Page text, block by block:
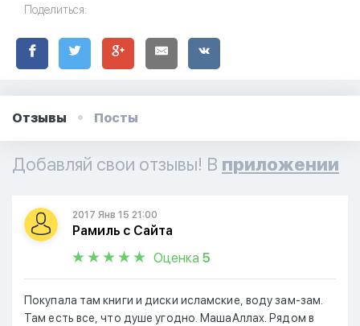
Поделиться:
Отзывы Посты
Добавляй свои отзывы! В приложении
2017 Янв 15 21:00
Рамиль с Сайта
Оценка 5
Покупала там книги и диски исламские, воду зам-зам.
Там есть все, что душе угодно. МашаАллах. Рядом в